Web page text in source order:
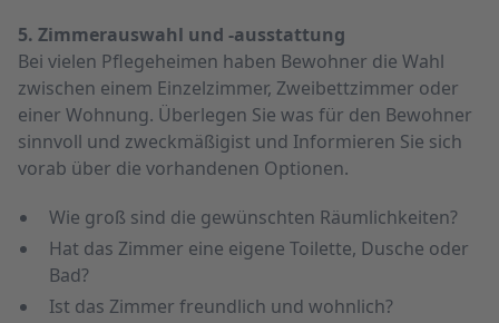
5. Zimmerauswahl und -ausstattung
Bei vielen Pflegeheimen haben Bewohner die Wahl
zwischen einem Einzel­zimmer, Zwei­bett­zimmer oder
einer Wohnung. Überlegen Sie was für den Bewohner
sinnvoll und zweckmäßigist und Informieren Sie sich
vorab über die vorhandenen Optionen.
Wie groß sind die gewünschten Räumlichkeiten?
Hat das Zimmer eine eigene Toilette, Dusche oder
Bad?
Ist das Zimmer freundlich und wohnlich?